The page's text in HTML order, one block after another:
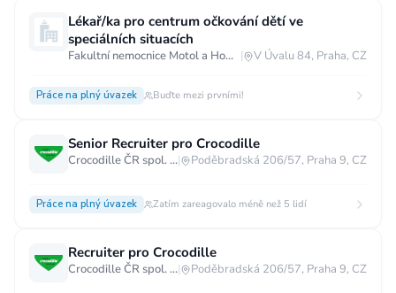
Lékař/ka pro centrum očkování dětí ve
speciálních situacích
Fakultní nemocnice Motol a Homolka | V Úvalu 84, Praha, CZ
Práce na plný úvazek Buďte mezi prvními!
Senior Recruiter pro Crocodille
Crocodille ČR spol. s.r.o.| Poděbradská 206/57, Praha 9, CZ
Práce na plný úvazek Zatím zareagovalo méně než 5 lidí
Recruiter pro Crocodille
Crocodille ČR spol. s.r.o.| Poděbradská 206/57, Praha 9, CZ